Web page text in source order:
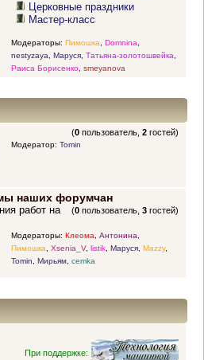
Церковные праздники
Мастер-класс
Модераторы: Пимошка Domnina
nestyzaya
Маруся, Татьяна-золотошвейка
Раиса Борисенко, smeyanova
(0 пользователь,2 гостей)
Модератор: Tomin
наших форумчан
(0 пользователь,3 гостей)
работ на
Модераторы: Клеома, Антонина,
Пимошка, Xsenia_V, listik, Маруся, Mazzy,
Tomin, Мирьям, cemka
При поддержке: